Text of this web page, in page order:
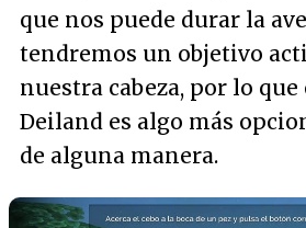
que nos puede durar la
tendremos un objetivo
nuestra cabeza, por lo que
Deiland es algo más
de alguna manera.